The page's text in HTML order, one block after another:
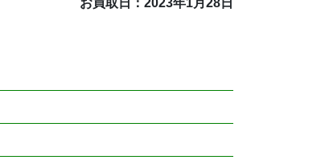
お買取日：2023年1月28日